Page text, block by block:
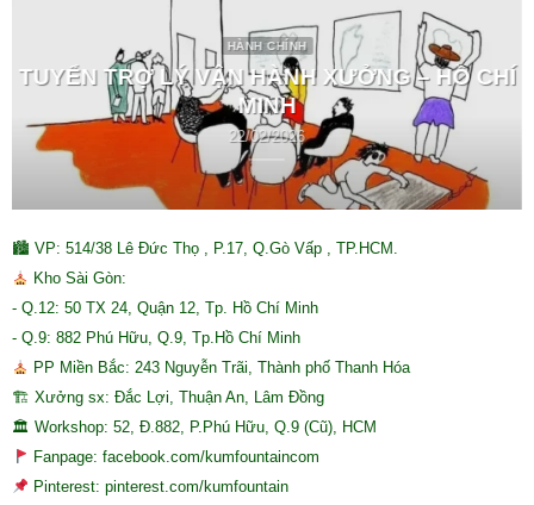
HÀNH CHÍNH
TUYỂN TRỢ LÝ VẬN HÀNH XƯỞNG – HỒ CHÍ
MINH
22/02/2026
🏙 VP: 514/38 Lê Đức Thọ , P.17, Q.Gò Vấp , TP.HCM.
Kho Sài Gòn:
- Q.12: 50 TX 24, Quận 12, Tp. Hồ Chí Minh
- Q.9: 882 Phú Hữu, Q.9, Tp.Hồ Chí Minh
PP Miền Bắc: 243 Nguyễn Trãi, Thành phố Thanh Hóa
🏗 Xưởng sx: Đắc Lợi, Thuận An, Lâm Đồng
🏛 Workshop: 52, Đ.882, P.Phú Hữu, Q.9 (Cũ), HCM
Fanpage: facebook.com/kumfountaincom
Pinterest: pinterest.com/kumfountain